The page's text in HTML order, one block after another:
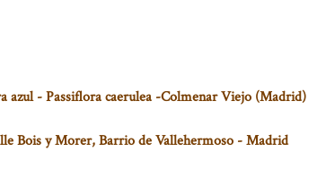
azul - Passiflora caerulea -Colmenar Viejo (Madrid)
Bois y Morer, Barrio de Vallehermoso - Madrid